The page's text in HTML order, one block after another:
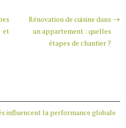
Rénovation de cuisine dans
un appartement : quelles
étapes de chantier ?
influencent la performance globale